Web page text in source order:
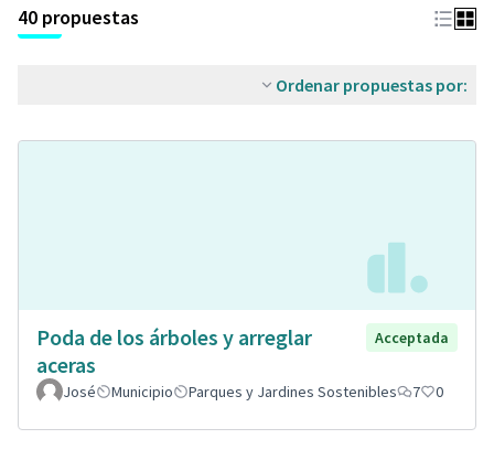
40 propuestas
Ordenar propuestas por:
Poda de los árboles y arreglar
aceras
Acceptada
José Municipio Parques y Jardines Sostenibles 7 0